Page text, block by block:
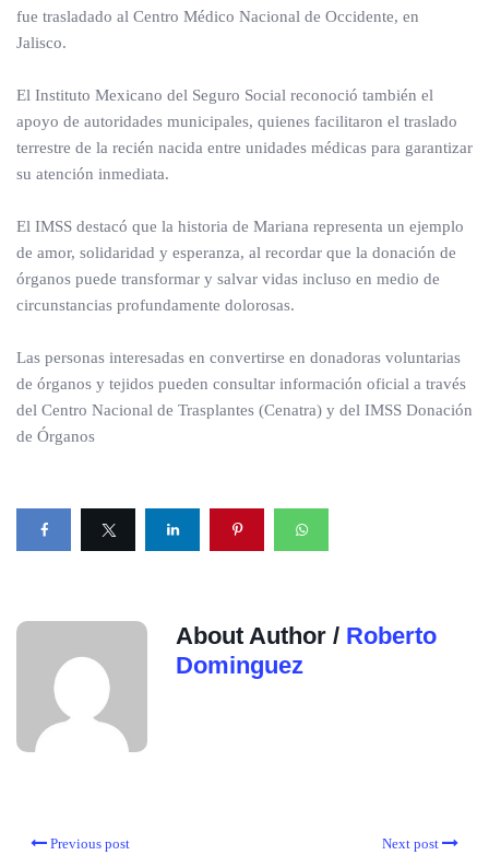
fue trasladado al Centro Médico Nacional de Occidente, en
Jalisco.
El Instituto Mexicano del Seguro Social reconoció también el
apoyo de autoridades municipales, quienes facilitaron el traslado
terrestre de la recién nacida entre unidades médicas para garantizar
su atención inmediata.
El IMSS destacó que la historia de Mariana representa un ejemplo
de amor, solidaridad y esperanza, al recordar que la donación de
órganos puede transformar y salvar vidas incluso en medio de
circunstancias profundamente dolorosas.
Las personas interesadas en convertirse en donadoras voluntarias
de órganos y tejidos pueden consultar información oficial a través
del Centro Nacional de Trasplantes (Cenatra) y del IMSS Donación
de Órganos
About Author / Roberto
Dominguez
Previous post Next post